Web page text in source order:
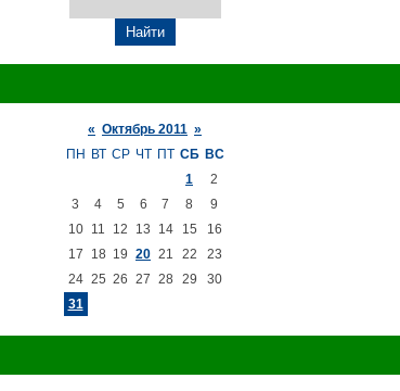
« Октябрь 2011 »
ПН ВТ СР ЧТ ПТ СБ ВС
1
2
3
4 5 6 7 8
9
10
11 12 13 14 15
16
17
18 19 20 21 22
23
24 25 26 27 28 29
30
31